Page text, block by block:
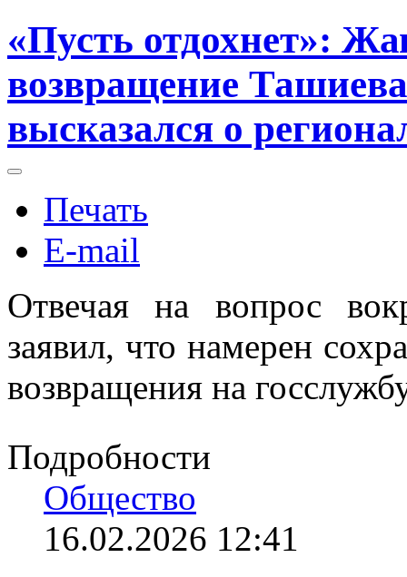
«Пусть отдохнет»:
возвращение
высказался о
Печать
E-mail
Отвечая на вопрос
заявил, что намерен
возвращения на
Подробности
Общество
16.02.2026 12:41